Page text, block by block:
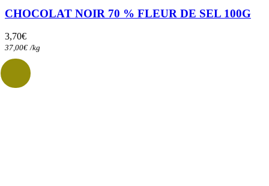
CHOCOLAT NOIR 70 % FLEUR DE SEL 100G
3,70€
37,00€ /kg